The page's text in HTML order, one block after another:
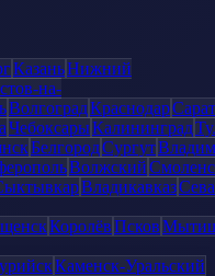
КазаньНижний
на-
ВолгоградКраснодар
ЧебоксарыКалининград
БелгородСургут
Волжский
Владикавказ
КоролёвПсков
Каменск-Уральский